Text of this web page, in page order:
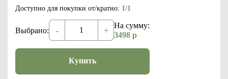
Доступно для покупки от/кратно: 1/1
Выбрано: - +
На сумму:
3498 р
Купить